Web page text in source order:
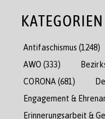
KATEGORIEN
Antifaschismus (1248)
AWO (333)
CORONA (681)
Engagement &
Erinnerungsarbeit &